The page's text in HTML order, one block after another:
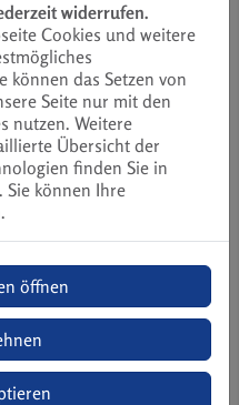
widerrufen.
Cookies und weitere
können das Setzen von
Seite nur mit den
nutzen. Weitere
Übersicht der
finden Sie in
Sie können Ihre
öffnen